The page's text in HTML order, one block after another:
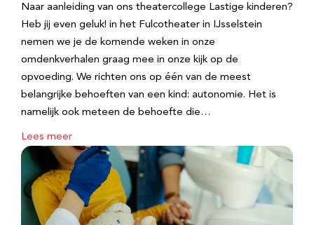
Naar aanleiding van ons theatercollege Lastige kinderen?
Heb jij even geluk! in het Fulcotheater in IJsselstein
nemen we je de komende weken in onze
omdenkverhalen graag mee in onze kijk op de
opvoeding. We richten ons op één van de meest
belangrijke behoeften van een kind: autonomie. Het is
namelijk ook meteen de behoefte die…
Lees meer